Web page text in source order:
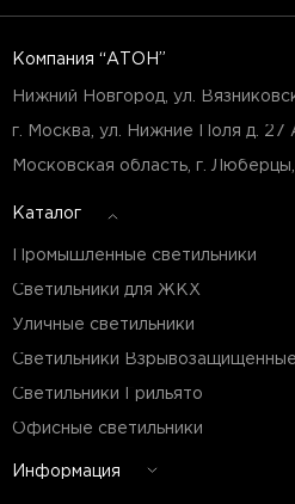
Компания “АТОН”
Нижний Новгород, ул.
г. Москва, ул. Нижние Поля д. 27
Каталог
Промышленные светильники
Светильники для ЖКХ
Уличные светильники
Светильники
Светильники Грильято
Офисные светильники
Информация